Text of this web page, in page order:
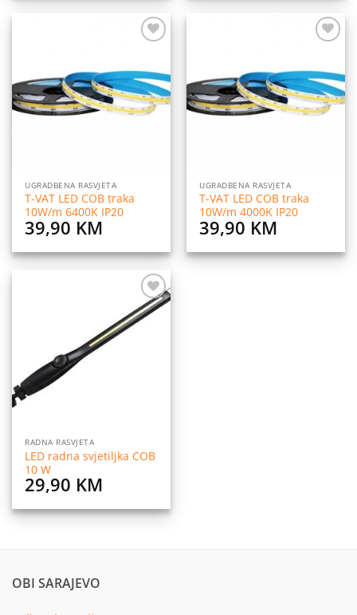
listu
želja
UGRADBENA RASVJETA
T-VAT LED COB traka
10W/m 6400K IP20
39,90 KM
listu
želja
UGRADBENA RASVJETA
T-VAT LED COB traka
10W/m 4000K IP20
39,90 KM
Dodaj
na
RADNA RASVJETA
LED radna svjetiljka COB
10 W
29,90 KM
OBI SARAJEVO